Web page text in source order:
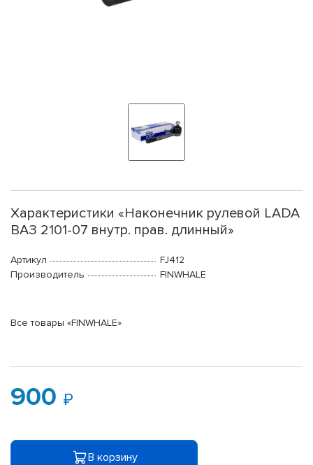
Характеристики «Наконечник рулевой LADA
ВАЗ 2101-07 внутр. прав. длинный»
Артикул
FJ412
Производитель
FINWHALE
Все товары «FINWHALE»
900
В корзину